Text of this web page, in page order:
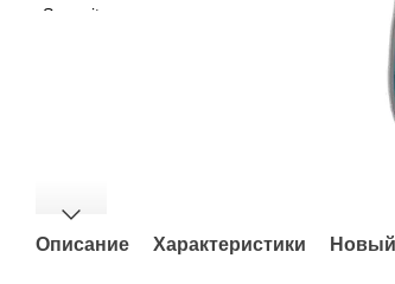
Описание Характеристики